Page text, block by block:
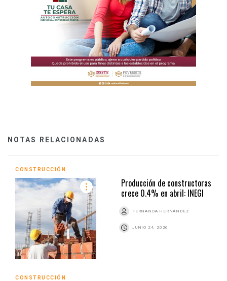
NOTAS RELACIONADAS
CONSTRUCCIÓN
Producción de constructoras
crece 0.4% en abril: INEGI
FERNANDA HERNÁNDEZ
JUNIO 24, 2026
CONSTRUCCIÓN